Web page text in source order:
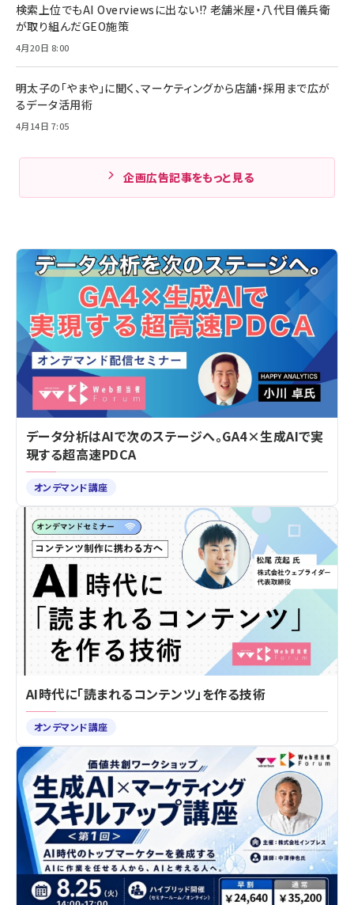
検索上位でもAI Overviewsに出ない!? 老舗米屋・八代目儀兵衛
が取り組んだGEO施策
4月20日 8:00
明太子の「やまや」に聞く、マーケティングから店舗・採用まで広が
るデータ活用術
4月14日 7:05
企画広告記事をもっと見る
データ分析はAIで次のステージへ。GA4×生成AIで実
現する超高速PDCA
オンデマンド講座
AI時代に「読まれるコンテンツ」を作る技術
オンデマンド講座